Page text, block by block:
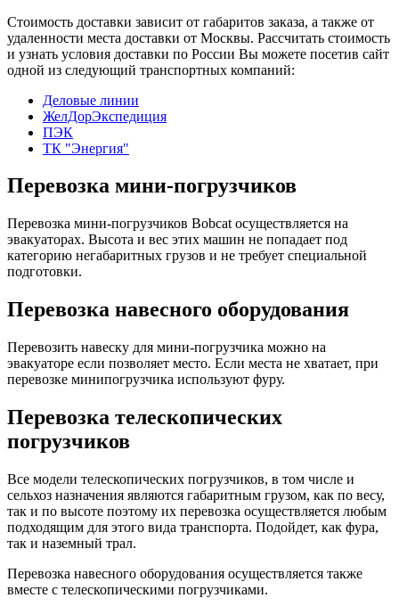
Стоимость доставки зависит от габаритов заказа, а также от
удаленности места доставки от Москвы. Рассчитать стоимость
и узнать условия доставки по России Вы можете посетив сайт
одной из следующий транспортных компаний:
Деловые линии
ЖелДорЭкспедиция
ПЭК
ТК "Энергия"
Перевозка мини-погрузчиков
Перевозка мини-погрузчиков Bobcat осуществляется на
эвакуаторах. Высота и вес этих машин не попадает под
категорию негабаритных грузов и не требует специальной
подготовки.
Перевозка навесного оборудования
Перевозить навеску для мини-погрузчика можно на
эвакуаторе если позволяет место. Если места не хватает, при
перевозке минипогрузчика используют фуру.
Перевозка телескопических
погрузчиков
Все модели телескопических погрузчиков, в том числе и
сельхоз назначения являются габаритным грузом, как по весу,
так и по высоте поэтому их перевозка осуществляется любым
подходящим для этого вида транспорта. Подойдет, как фура,
так и наземный трал.
Перевозка навесного оборудования осуществляется также
вместе с телескопическими погрузчиками.